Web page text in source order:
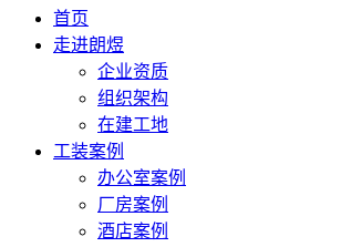
首页
走进朗煜
企业资质
组织架构
在建工地
工装案例
办公室案例
厂房案例
酒店案例